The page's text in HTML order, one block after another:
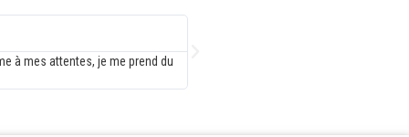
client pour des produits dont le
correct